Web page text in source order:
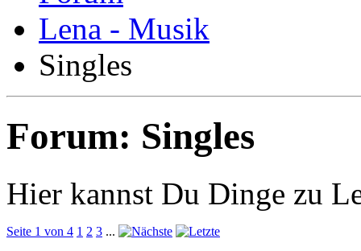
Lena - Musik
Singles
Forum: Singles
Hier kannst Du Dinge zu
Seite 1 von 4 1 2 3 ...